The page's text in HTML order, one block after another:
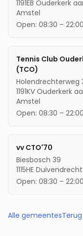
1191EB Ouderkerk
Amstel
Open: 08:30 – 22:00
Tennis Club
(TCO)
Holendrechterweg
1191KV Ouderkerk
Amstel
Open: 08:30 – 22:00
vv CTO'70
Biesbosch 39
1115HE Duivendrecht
Open: 08:30 – 22:00
Alle gemeentes